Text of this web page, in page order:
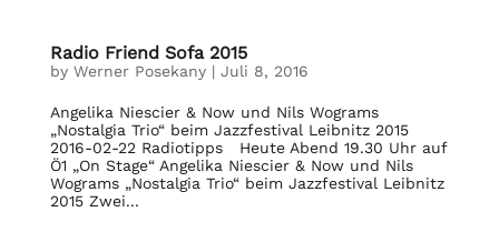
Radio Friend Sofa 2015
by Werner Posekany| Juli 8, 2016
Angelika Niescier & Now und Nils Wograms
„Nostalgia Trio“ beim Jazzfestival Leibnitz 2015
2016-02-22 Radiotipps Heute Abend 19.30 Uhr auf
Ö1 „On Stage“ Angelika Niescier & Now und Nils
Wograms „Nostalgia Trio“ beim Jazzfestival Leibnitz
2015 Zwei...